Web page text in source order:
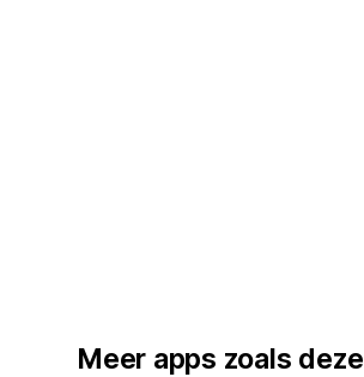
Meer apps zoals deze